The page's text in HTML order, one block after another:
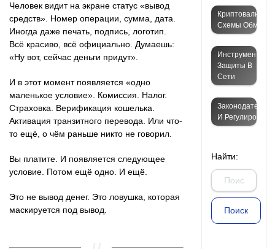
Человек видит на экране статус «вывод
средств». Номер операции, сумма, дата.
Иногда даже печать, подпись, логотип.
Всё красиво, всё официально. Думаешь:
«Ну вот, сейчас деньги придут».
И в этот момент появляется «одно
маленькое условие». Комиссия. Налог.
Страховка. Верификация кошелька.
Активация транзитного перевода. Или что-
то ещё, о чём раньше никто не говорил.
Вы платите. И появляется следующее
условие. Потом ещё одно. И ещё.
Это не вывод денег. Это ловушка, которая
маскируется под вывод.
Схемы Обмана
Инструменты
Защиты В
Сети
И
Найти: